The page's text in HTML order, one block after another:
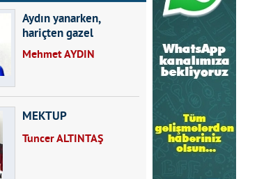
Aydın yanarken,
hariçten gazel
okuyarak kalpleri de
Mehmet AYDIN
MEKTUP
Tuncer ALTINTAŞ